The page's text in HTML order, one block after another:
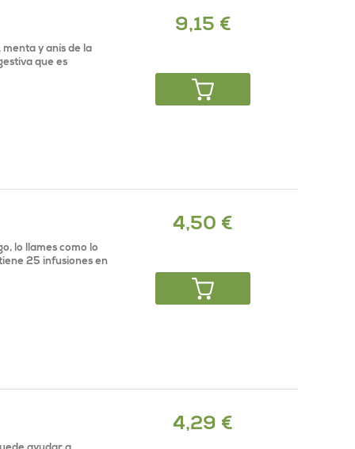
y anís de la
que es
9,15 €
lo llames como lo
25 infusiones en
4,50 €
4,29 €